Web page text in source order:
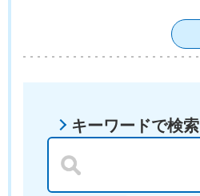
キーワードで検索